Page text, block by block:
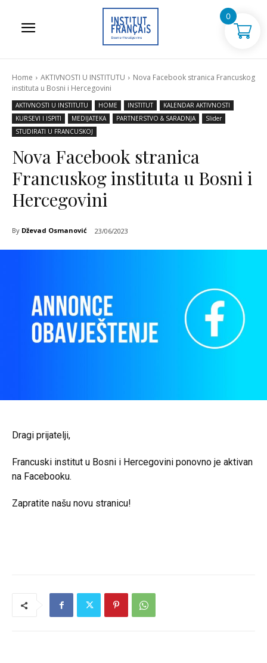
Home AKTIVNOSTI U INSTITUTU
Nova Facebook stranica Francuskog
instituta u Bosni i Hercegovini
AKTIVNOSTI U INSTITUTU HOME INSTITUT
KALENDAR AKTIVNOSTI
KURSEVI I ISPITI
MEDIJATEKA PARTNERSTVO & SARADNJA
Slider
STUDIRATI U FRANCUSKOJ
Nova Facebook stranica
Francuskog instituta u Bosni i
Hercegovini
By Dževad Osmanović 23/06/2023
Dragi prijatelji,
Francuski institut u Bosni i Hercegovini ponovno je aktivan
na Facebooku.
Zapratite našu novu stranicu!
0